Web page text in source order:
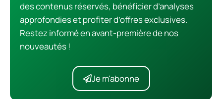
des contenus réservés, bénéficier d’analyses
approfondies et profiter d’offres exclusives.
Restez informé en avant-première de nos
nouveautés !
Je m'abonne